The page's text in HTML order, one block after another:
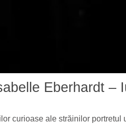
Eberhardt –
curioase ale străinilor portretul